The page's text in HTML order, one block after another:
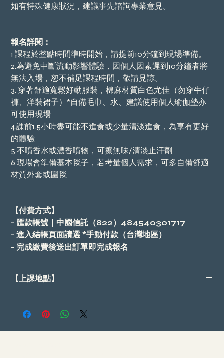
如有特殊健康狀況，建議事先諮詢專業意見。
報名詳閱：
1 課程於整點時間準時開始，請提前10分鐘到現場準備。
2.為避免中斷流動影響體驗，因個人因素遲到10分鐘者將
無法入場，恕不補足課程時間，敬請見諒。
3. 穿著舒適寬鬆好動服裝，棉麻材質白色尤佳（勿穿牛仔
褲、洋裝裙子）*自備毛巾、水、建議使用個人瑜伽墊亦
可使用現場
4.課前1.5小時盡可能不進食或少量清淡進食，為享有更好
的體驗
5.不噴香水或濃香噴物，可擦無味/清淡止汗劑
6.現場會準備基本毯子，若考量個人需求，可多自備舒適
材質外套或圍毯
【付費方式】
- 匯款帳號｜中國信託（822）484540301717
- 進入結帳頁面請選 *手動付款（台灣地區）
- 完成繳費後送出訂單即完成報名
【上課地點】